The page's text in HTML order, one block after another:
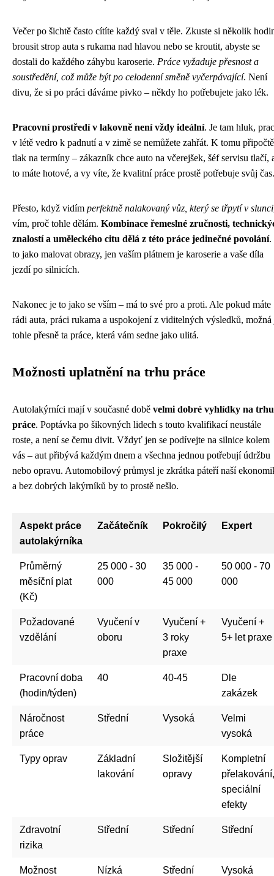
Večer po šichtě často cítíte každý sval v těle. Zkuste si několik
brousit strop auta s rukama nad hlavou nebo se kroutit, abyste se
dostali do každého záhybu karoserie. Práce vyžaduje přesnost a
soustředění, což může být po celodenní směně vyčerpávající. Není
divu, že si po práci dáváme pivko – někdy ho potřebujete jako lék.
Pracovní prostředí v lakovně není vždy ideální. Je tam hluk,
v létě vedro k padnutí a v zimě se nemůžete zahřát. K tomu
tlak na termíny – zákazník chce auto na včerejšek, šéf servisu tlačí,
to máte hotové, a vy víte, že kvalitní práce prostě potřebuje svůj čas.
Přesto, když vidím perfektně nalakovaný vůz, který se třpytí v slunci
vím, proč tohle dělám. Kombinace řemeslné zručnosti,
znalostí a uměleckého citu dělá z této práce jedinečné povolání.
to jako malovat obrazy, jen vaším plátnem je karoserie a vaše díla
jezdí po silnicích.
Nakonec je to jako se vším – má to své pro a proti. Ale pokud máte
rádi auta, práci rukama a uspokojení z viditelných výsledků, možná
tohle přesně ta práce, která vám sedne jako ulitá.
Možnosti uplatnění na trhu práce
Autolakýrníci mají v současné době velmi dobré vyhlídky na trhu
práce. Poptávka po šikovných lidech s touto kvalifikací neustále
roste, a není se čemu divit. Vždyť jen se podívejte na silnice kolem
vás – aut přibývá každým dnem a všechna jednou potřebují údržbu
nebo opravu. Automobilový průmysl je zkrátka páteří naší
a bez dobrých lakýrníků by to prostě nešlo.
Aspekt práce
autolakýrníka
Začátečník Pokročilý Expert
Průměrný
měsíční plat
(Kč)
25 000 - 30
000
35 000 -
45 000
50 000 - 70
000
Požadované
vzdělání
Vyučení v
oboru
Vyučení +
3 roky
praxe
Vyučení +
5+ let praxe
Pracovní doba
(hodin/týden)
40 40-45
Dle
zakázek
Náročnost
práce
Střední Vysoká
Velmi
vysoká
Typy oprav
Základní
lakování
Složitější
opravy
Kompletní
přelakování,
speciální
efekty
Zdravotní
rizika
Střední Střední Střední
Možnost
Nízká Střední Vysoká